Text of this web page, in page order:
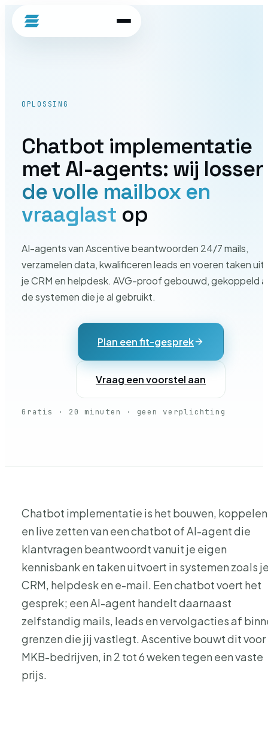
OPLOSSING
Chatbot implementatie
met AI-agents: wij lossen
de volle mailbox en
vraaglast op
AI-agents van Ascentive beantwoorden 24/7 mails,
verzamelen data, kwalificeren leads en voeren taken uit
je CRM en helpdesk. AVG-proof gebouwd, gekoppeld
de systemen die je al gebruikt.
Plan een fit-gesprek
Vraag een voorstel aan
Gratis · 20 minuten · geen verplichting
Chatbot implementatie is het bouwen, koppelen
en live zetten van een chatbot of AI-agent die
klantvragen beantwoordt vanuit je eigen
kennisbank en taken uitvoert in systemen zoals
CRM, helpdesk en e-mail. Een chatbot voert het
gesprek; een AI-agent handelt daarnaast
zelfstandig mails, leads en vervolgacties af
grenzen die jij vastlegt. Ascentive bouwt dit voor
MKB-bedrijven, in 2 tot 6 weken tegen een vaste
prijs.